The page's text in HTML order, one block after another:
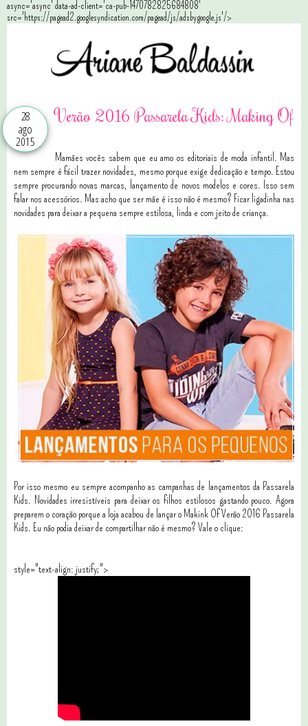
async='async' data-ad-client='ca-pub-1470782825684808'
src='https://pagead2.googlesyndication.com/pagead/js/adsbygoogle.js'/>
28
ago
2015
Verão 2016 Passarela Kids: Making Of
Mamães vocês sabem que eu amo os editoriais de moda infantil. Mas
nem sempre é fácil trazer novidades, mesmo porque exige dedicação e tempo. Estou
sempre procurando novas marcas, lançamento de novos modelos e cores. Isso sem
falar nos acessórios. Mas acho que ser mãe é isso não é mesmo? Ficar ligadinha nas
novidades para deixar a pequena sempre estilosa, linda e com jeito de criança.
Por isso mesmo eu sempre acompanho as campanhas de lançamentos da Passarela
Kids. Novidades irresistíveis para deixar os filhos estilosos gastando pouco. Agora
preparem o coração porque a loja acabou de lançar o Makink Of Verão 2016 Passarela
Kids. Eu não podia deixar de compartilhar não é mesmo? Vale o clique:
style="text-align: justify;">